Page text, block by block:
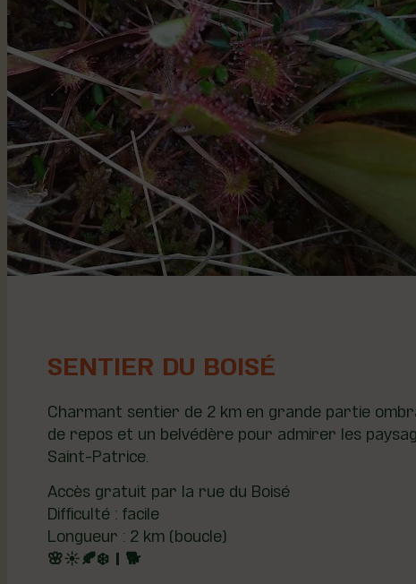
SENTIER DU BOISÉ
Charmant sentier de 2 km en grande partie
de repos et un belvédère pour admirer les
Saint-Patrice.
Accès gratuit par la rue du Boisé
Difficulté : facile
Longueur : 2 km (boucle)
🌸☀️🍂❄️ | 🐕